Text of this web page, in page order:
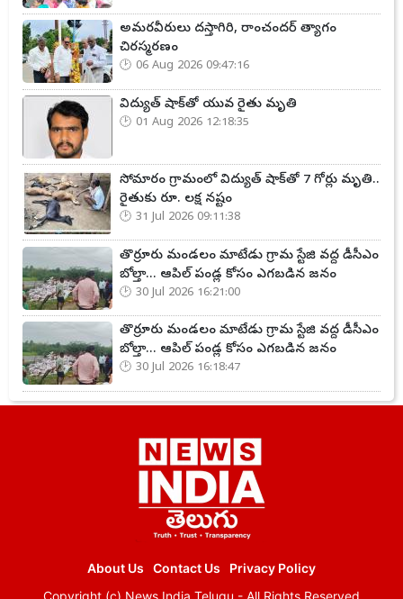
అమరవీరులు దస్తాగిరి, రాంచందర్ త్యాగం
చిరస్మరణం
06 Aug 2026 09:47:16
విద్యుత్ షాక్‌తో యువ రైతు మృతి
01 Aug 2026 12:18:35
సోమారం గ్రామంలో విద్యుత్ షాక్‌తో 7 గోర్లు మృతి..
రైతుకు రూ. లక్ష నష్టం
31 Jul 2026 09:11:38
తొర్రూరు మండలం మాటేడు గ్రామ స్టేజి వద్ద డీసీఎం
బోల్తా... ఆపిల్ పండ్ల కోసం ఎగబడిన జనం
30 Jul 2026 16:21:00
తొర్రూరు మండలం మాటేడు గ్రామ స్టేజి వద్ద డీసీఎం
బోల్తా... ఆపిల్ పండ్ల కోసం ఎగబడిన జనం
30 Jul 2026 16:18:47
About Us Contact Us
Privacy Policy
Copyright (c) News India Telugu - All Rights Reserved